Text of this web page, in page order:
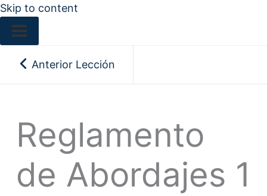
Skip to content
Anterior Lección
Reglamento
de Abordajes 1